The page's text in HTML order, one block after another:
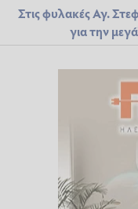
Στις φυλακές Αγ.
για την